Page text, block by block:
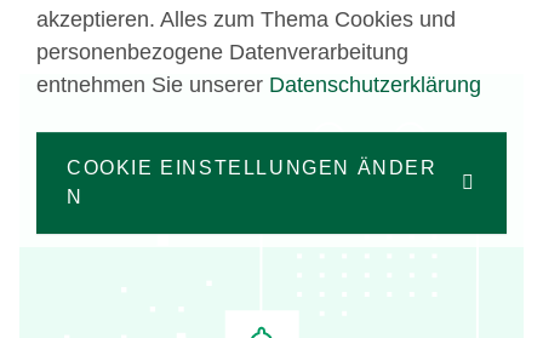
akzeptieren. Alles zum Thema Cookies und
personenbezogene Datenverarbeitung
entnehmen Sie unserer Datenschutzerklärung
COOKIE EINSTELLUNGEN ÄNDER
N